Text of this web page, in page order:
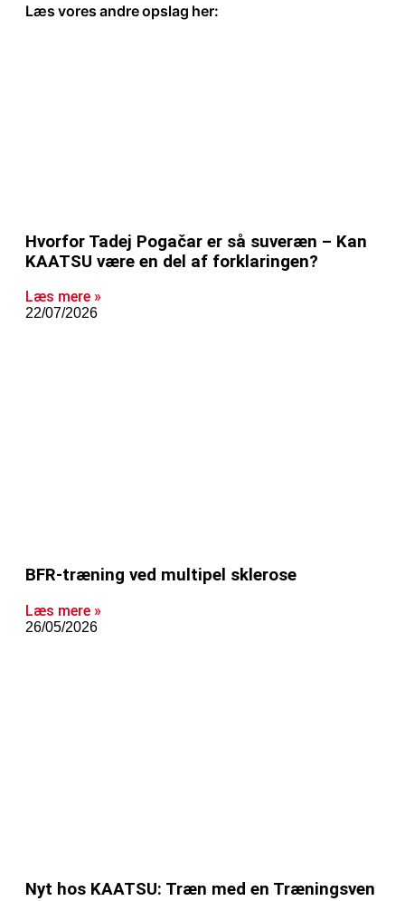
Læs vores andre opslag her:
Hvorfor Tadej Pogačar er så suveræn – Kan
KAATSU være en del af forklaringen?
Læs mere »
22/07/2026
BFR-træning ved multipel sklerose
Læs mere »
26/05/2026
Nyt hos KAATSU: Træn med en Træningsven